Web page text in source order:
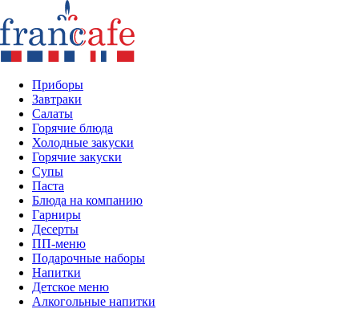
Приборы
Завтраки
Салаты
Горячие блюда
Холодные закуски
Горячие закуски
Супы
Паста
Блюда на компанию
Гарниры
Десерты
ПП-меню
Подарочные наборы
Напитки
Детское меню
Алкогольные напитки